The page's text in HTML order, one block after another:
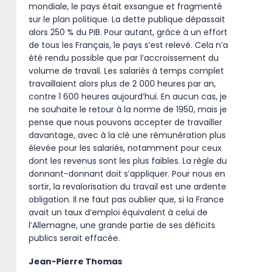
mondiale, le pays était exsangue et fragmenté
sur le plan politique. La dette publique dépassait
alors 250 % du PIB. Pour autant, grâce à un effort
de tous les Français, le pays s’est relevé. Cela n’a
été rendu possible que par l’accroissement du
volume de travail. Les salariés à temps complet
travaillaient alors plus de 2 000 heures par an,
contre 1 600 heures aujourd’hui. En aucun cas, je
ne souhaite le retour à la norme de 1950, mais je
pense que nous pouvons accepter de travailler
davantage, avec à la clé une rémunération plus
élevée pour les salariés, notamment pour ceux
dont les revenus sont les plus faibles. La règle du
donnant-donnant doit s’appliquer. Pour nous en
sortir, la revalorisation du travail est une ardente
obligation. Il ne faut pas oublier que, si la France
avait un taux d’emploi équivalent à celui de
l’Allemagne, une grande partie de ses déficits
publics serait effacée.
Jean-Pierre Thomas